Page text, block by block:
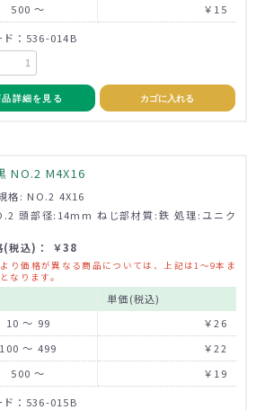
500 ～
￥15
ド：536-014B
品詳細を見る カゴに入れる
NO.2 M4X16
格: NO.2 4X16
頭部径:14mm ねじ部材質:鉄 処理:ユニク
(税込)： ￥38
り価格が異なる商品については、上記は1～9本ま
なります。
単価(税込)
10 ～ 99
￥26
100 ～ 499
￥22
500 ～
￥19
ド：536-015B